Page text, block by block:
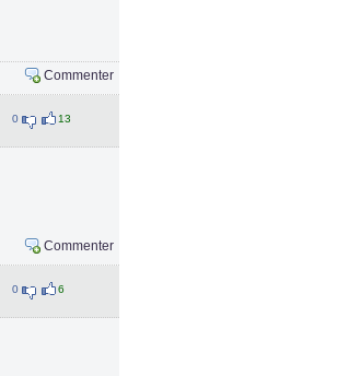
Commenter
0 13
Commenter
0 6